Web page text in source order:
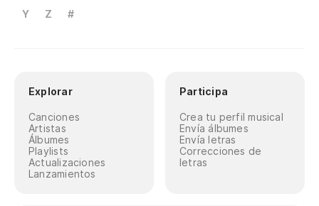
Y
Z #
Explorar
Canciones
Artistas
Álbumes
Playlists
Actualizaciones
Lanzamientos
Participa
Crea tu perfil musical
Envía álbumes
Envía letras
Correcciones de
letras